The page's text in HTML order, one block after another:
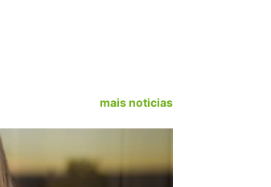
mais noticias